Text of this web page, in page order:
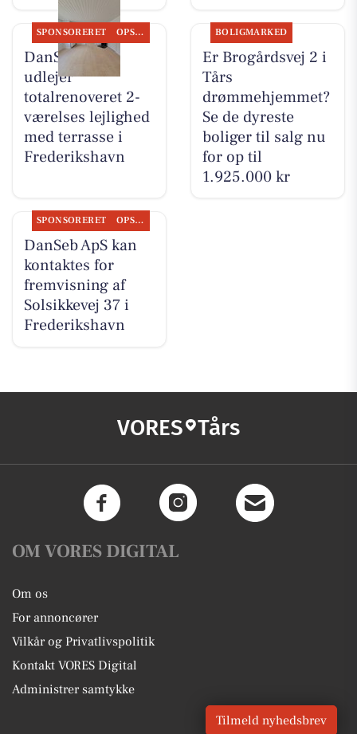
SPONSORERET OPSLAGSTAVLEN
DanSeb ApS
udlejer
totalrenoveret 2-
værelses lejlighed
med terrasse i
Frederikshavn
BOLIGMARKED
Er Brogårdsvej 2 i
Tårs
drømmehjemmet?
Se de dyreste
boliger til salg nu
for op til
1.925.000 kr
SPONSORERET OPSLAGSTAVLEN
DanSeb ApS kan
kontaktes for
fremvisning af
Solsikkevej 37 i
Frederikshavn
VORES Tårs
OM VORES DIGITAL
Om os
For annoncører
Vilkår og Privatlivspolitik
Kontakt VORES Digital
Administrer samtykke
Tilmeld nyhedsbrev